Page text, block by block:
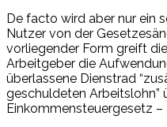
De facto wird aber nur ein
Nutzer von der
vorliegender Form greift
Arbeitgeber die
überlassene Dienstrad
geschuldeten Arbeitslohn”
Einkommensteuergesetz –